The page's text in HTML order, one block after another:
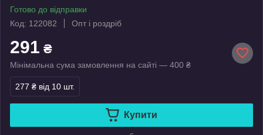
Готово до відправки
Код: 122082
Опт і роздріб
291 ₴
Мінімальна сума замовлення на сайті — 400 ₴
277 ₴ від 10 шт.
Купити